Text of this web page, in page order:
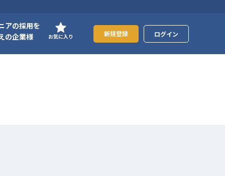
アの採用を
の企業様
お気に入り 新規登録 ログイン